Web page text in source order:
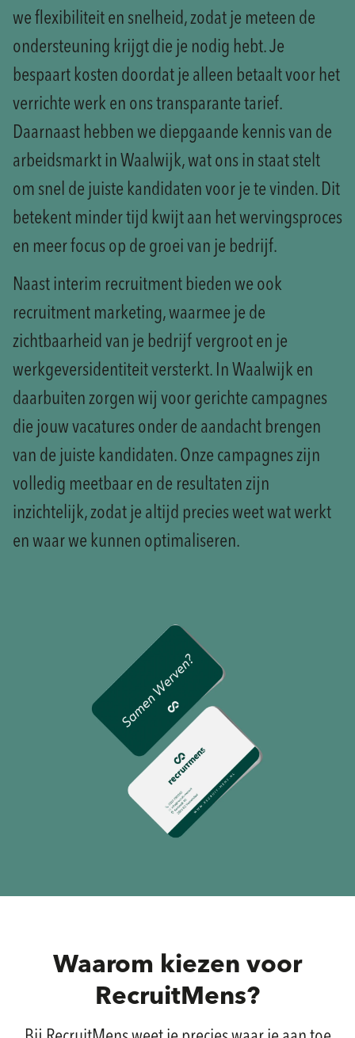
we flexibiliteit en snelheid, zodat je meteen de
ondersteuning krijgt die je nodig hebt. Je
bespaart kosten doordat je alleen betaalt voor het
verrichte werk en ons transparante tarief.
Daarnaast hebben we diepgaande kennis van de
arbeidsmarkt in Waalwijk, wat ons in staat stelt
om snel de juiste kandidaten voor je te vinden. Dit
betekent minder tijd kwijt aan het wervingsproces
en meer focus op de groei van je bedrijf.
Naast interim recruitment bieden we ook
recruitment marketing, waarmee je de
zichtbaarheid van je bedrijf vergroot en je
werkgeversidentiteit versterkt. In Waalwijk en
daarbuiten zorgen wij voor gerichte campagnes
die jouw vacatures onder de aandacht brengen
van de juiste kandidaten. Onze campagnes zijn
volledig meetbaar en de resultaten zijn
inzichtelijk, zodat je altijd precies weet wat werkt
en waar we kunnen optimaliseren.
Waarom kiezen voor
RecruitMens?